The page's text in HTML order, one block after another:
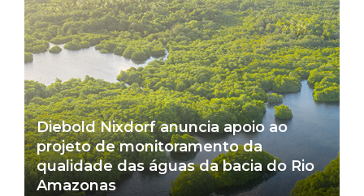
Diebold Nixdorf anuncia apoio ao
projeto de monitoramento da
qualidade das águas da bacia do Rio
Amazonas